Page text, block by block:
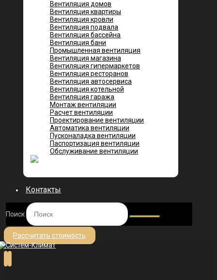
Вентиляция домов
Вентиляция квартиры
Вентиляция кровли
Вентиляция подвала
Вентиляция бассейна
Вентиляция бани
Промышленная вентиляция
Вентиляция магазина
Вентиляция гипермаркетов
Вентиляция ресторанов
Вентиляция автосервиса
Вентиляция котельной
Вентиляция гаража
Монтаж вентиляции
Расчет вентиляции
Проектирование вентиляции
Автоматика вентиляции
Пусконаладка вентиляции
Паспортизация вентиляции
Обслуживание вентиляции
Контакты
Поиск
Рассчитать стоимость